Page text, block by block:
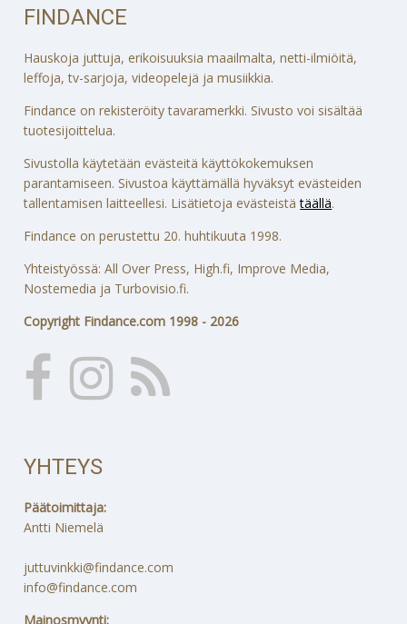
FINDANCE
Hauskoja juttuja, erikoisuuksia maailmalta, netti-ilmiöitä,
leffoja, tv-sarjoja, videopelejä ja musiikkia.
Findance on rekisteröity tavaramerkki. Sivusto voi sisältää
tuotesijoittelua.
Sivustolla käytetään evästeitä käyttökokemuksen
parantamiseen. Sivustoa käyttämällä hyväksyt evästeiden
tallentamisen laitteellesi. Lisätietoja evästeistätäällä.
Findance on perustettu 20. huhtikuuta 1998.
Yhteistyössä: All Over Press, High.fi, Improve Media,
Nostemedia ja Turbovisio.fi.
Copyright Findance.com 1998 - 2026
YHTEYS
Päätoimittaja:
Antti Niemelä
juttuvinkki@findance.com
info@findance.com
Mainosmyynti: